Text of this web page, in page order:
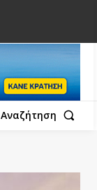
Αναζήτηση